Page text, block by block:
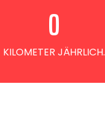
KILOMETER JÄHRLICH.
0